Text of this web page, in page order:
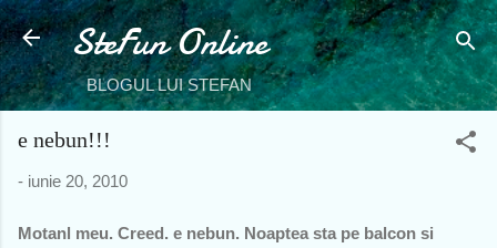
Treceți la conținutul principal
SteFun Online
BLOGUL LUI STEFAN
e nebun!!!
- iunie 20, 2010
Motanl meu. Creed. e nebun. Noaptea sta pe balcon si